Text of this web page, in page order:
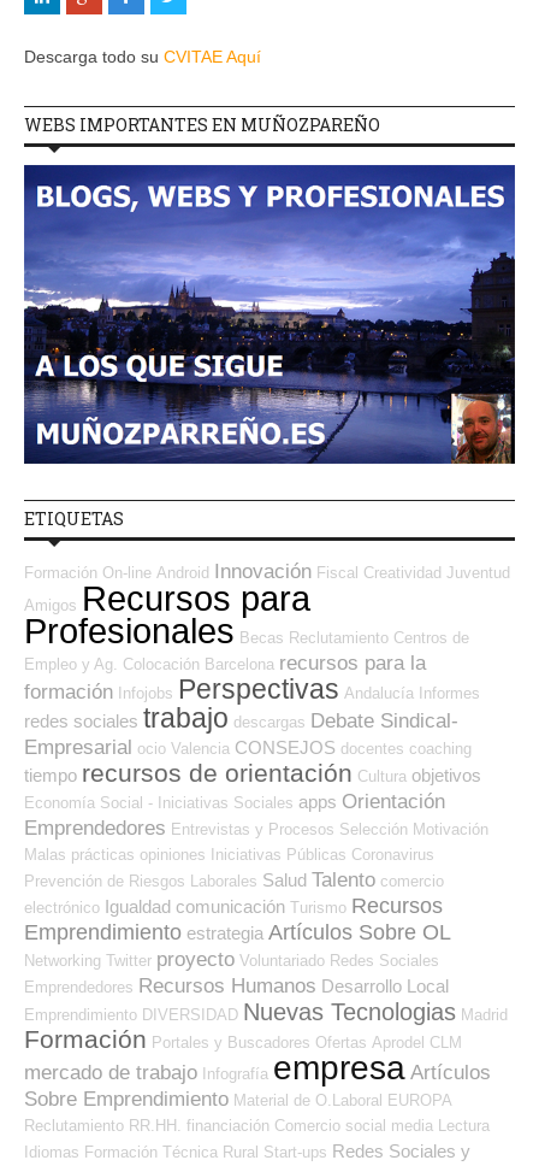
Descarga todo su CVITAE Aquí
WEBS IMPORTANTES EN MUÑOZPAREÑO
ETIQUETAS
Formación On-line Android Innovación Fiscal Creatividad Juventud
Amigos Recursos para
Profesionales Becas Reclutamiento Centros de
Empleo y Ag. Colocación Barcelona recursos para la
formación Infojobs Perspectivas Andalucía Informes
redes sociales trabajo descargas Debate Sindical-
Empresarial ocio Valencia CONSEJOS docentes coaching
tiempo recursos de orientación Cultura objetivos
Economía Social - Iniciativas Sociales apps Orientación
Emprendedores Entrevistas y Procesos Selección Motivación
Malas prácticas opiniones Iniciativas Públicas Coronavirus
Prevención de Riesgos Laborales Salud Talento comercio
electrónico Igualdad comunicación Turismo Recursos
Emprendimiento estrategia Artículos Sobre OL
Networking Twitter proyecto Voluntariado Redes Sociales
Emprendedores Recursos Humanos Desarrollo Local
Emprendimiento DIVERSIDAD Nuevas Tecnologias Madrid
Formación Portales y Buscadores Ofertas Aprodel CLM
mercado de trabajo Infografía empresa Artículos
Sobre Emprendimiento Material de O.Laboral EUROPA
Reclutamiento RR.HH. financiación Comercio social media Lectura
Idiomas Formación Técnica Rural Start-ups Redes Sociales y